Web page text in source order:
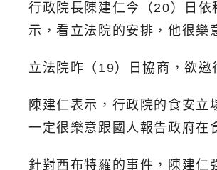
行政院長陳建仁今（20）日
示，看立法院的安排，他很樂
立法院昨（19）日協商，欲
陳建仁表示，行政院的食安
一定很樂意跟國人報告政府在
針對西布特羅的事件，陳建仁